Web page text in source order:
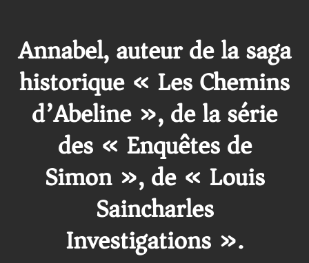
Annabel, auteurde la saga
historique « Les Chemins
d’Abeline », dela série
des « Enquêtes de
Simon », de « Louis
Saincharles
Investigations ».